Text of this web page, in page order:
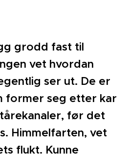
grodd fast til
vet hvordan
ser ut. De er
former seg etter kar
før det
Himmelfarten, vet
flukt. Kunne